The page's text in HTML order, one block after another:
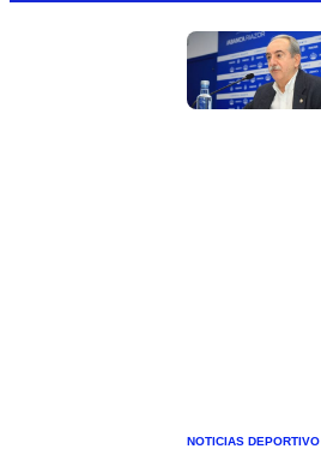
NOTICIAS DEPORTIVO